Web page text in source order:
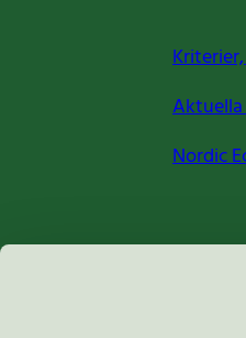
Aktuella
Nordic